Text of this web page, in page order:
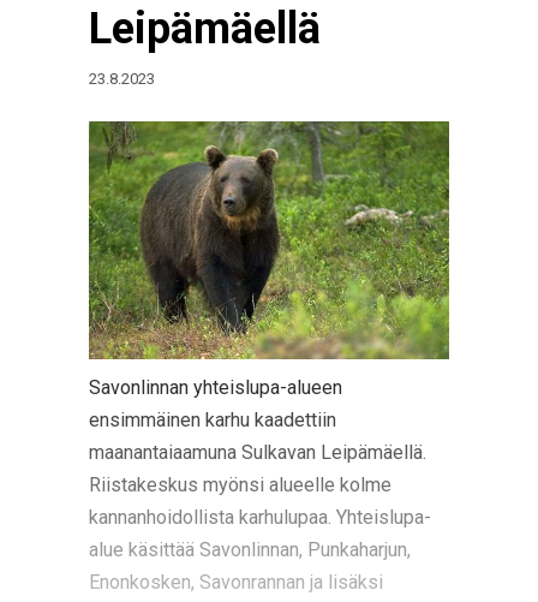
Leipämäellä
23.8.2023
Savonlinnan yhteislupa-alueen
ensimmäinen karhu kaadettiin
maanantaiaamuna Sulkavan Leipämäellä.
Riistakeskus myönsi alueelle kolme
kannanhoidollista karhulupaa. Yhteislupa-
alue käsittää Savonlinnan, Punkaharjun,
Enonkosken, Savonrannan ja lisäksi